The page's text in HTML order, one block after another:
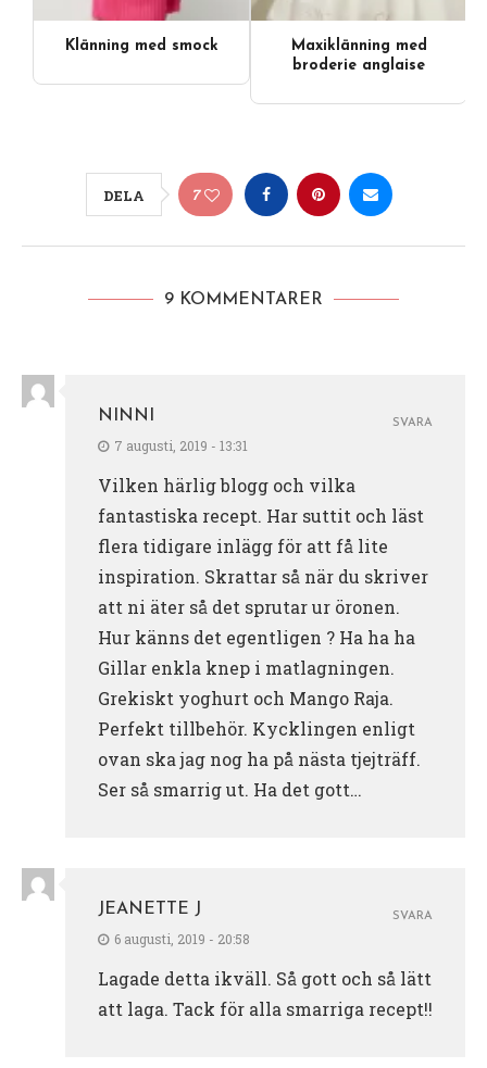
Klänning med smock
Maxiklänning med
broderie anglaise
DELA 7
9 KOMMENTARER
NINNI
7 augusti, 2019 - 13:31
Vilken härlig blogg och vilka
fantastiska recept. Har suttit och läst
flera tidigare inlägg för att få lite
inspiration. Skrattar så när du skriver
att ni äter så det sprutar ur öronen.
Hur känns det egentligen ? Ha ha ha
Gillar enkla knep i matlagningen.
Grekiskt yoghurt och Mango Raja.
Perfekt tillbehör. Kycklingen enligt
ovan ska jag nog ha på nästa tjejträff.
Ser så smarrig ut. Ha det gott…
SVARA
JEANETTE J
6 augusti, 2019 - 20:58
Lagade detta ikväll. Så gott och så lätt
att laga. Tack för alla smarriga recept!!
SVARA